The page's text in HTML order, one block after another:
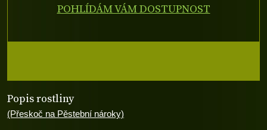
Popis rostliny
(Přeskoč na Pěstební nároky)
POHLÍDÁM VÁM DOSTUPNOST